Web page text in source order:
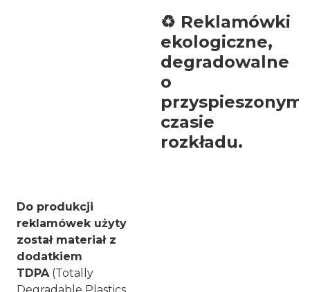
♻️ Reklamówki
ekologiczne,
degradowalne
o
przyspieszonym
czasie
rozkładu.
Do produkcji
reklamówek użyty
został materiał z
dodatkiem
TDPA (Totally